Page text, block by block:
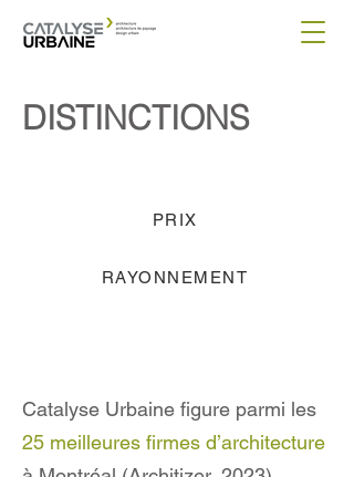
DISTINCTIONS
PRIX
RAYONNEMENT
Catalyse Urbaine figure parmi les
25 meilleures firmes d’architecture